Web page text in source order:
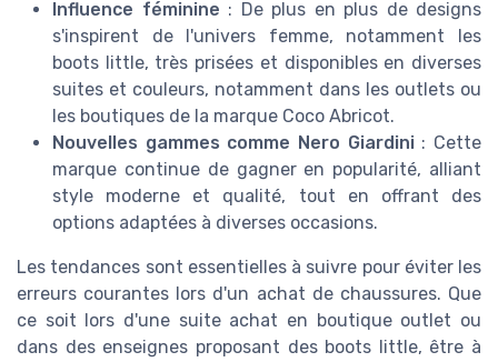
Influence féminine : De plus en plus de designs
s'inspirent de l'univers femme, notamment les
boots little, très prisées et disponibles en diverses
suites et couleurs, notamment dans les outlets ou
les boutiques de la marque Coco Abricot.
Nouvelles gammes comme Nero Giardini: Cette
marque continue de gagner en popularité, alliant
style moderne et qualité, tout en offrant des
options adaptées à diverses occasions.
Les tendances sont essentielles à suivre pour éviter les
erreurs courantes lors d'un achat de chaussures. Que
ce soit lors d'une suite achat en boutique outlet ou
dans des enseignes proposant des boots little, être à